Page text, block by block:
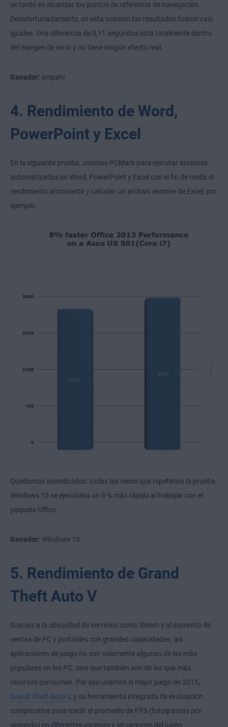
se tardó en alcanzar los puntos de referencia de navegación.
Desafortunadamente, en esta ocasión los resultados fueron casi
iguales. Una diferencia de 0,11 segundos está totalmente dentro
del margen de error y no tiene ningún efecto real.
Ganador: empate
4. Rendimiento de Word,
PowerPoint y Excel
En la siguiente prueba, usamos PCMark para ejecutar acciones
automatizadas en Word, PowerPoint y Excel con el fin de medir el
rendimiento al convertir y calcular un archivo enorme de Excel, por
ejemplo.
Quedamos asombrados: todas las veces que repetimos la prueba,
Windows 10 se ejecutaba un 8 % más rápido al trabajar con el
paquete Office.
Ganador: Windows 10
5. Rendimiento de Grand
Theft Auto V
Gracias a la ubicuidad de servicios como Steam y al aumento de
ventas de PC y portátiles con grandes capacidades, las
aplicaciones de juego no son solamente algunas de las más
populares en los PC, sino que también son de las que más
recursos consumen. Por eso usamos el mejor juego de 2015,
Grand Theft Auto V, y su herramienta integrada de evaluación
comparativa para medir el promedio de FPS (fotogramas por
segundo) en diferentes escenas y situaciones del juego.